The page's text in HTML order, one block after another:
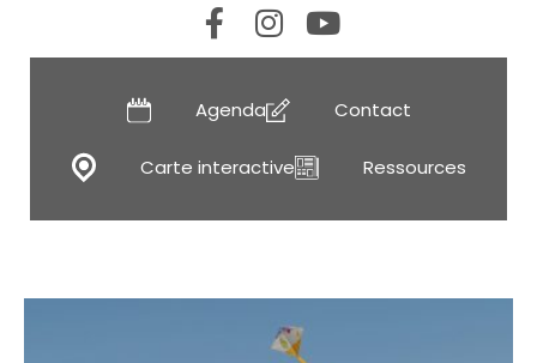
Agenda Contact
Carte interactive Ressources